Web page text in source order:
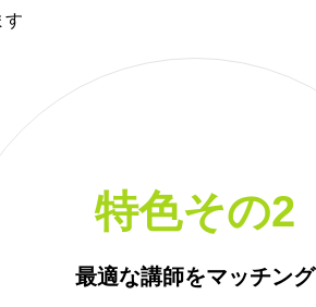
す
特色その2
最適な講師をマッチング